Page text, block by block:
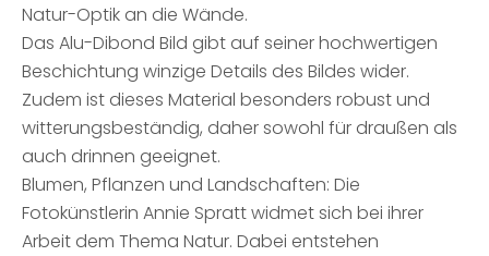
Natur-Optik an die Wände.
Das Alu-Dibond Bild gibt auf seiner hochwertigen
Beschichtung winzige Details des Bildes wider.
Zudem ist dieses Material besonders robust und
witterungsbeständig, daher sowohl für draußen als
auch drinnen geeignet.
Blumen, Pflanzen und Landschaften: Die
Fotokünstlerin Annie Spratt widmet sich bei ihrer
Arbeit dem Thema Natur. Dabei entstehen